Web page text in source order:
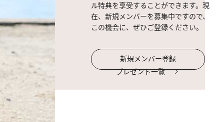
ル特典を享受することができます。現
在、新規メンバーを募集中ですので、
この機会に、ぜひご登録ください。
新規メンバー登録
プレゼント一覧